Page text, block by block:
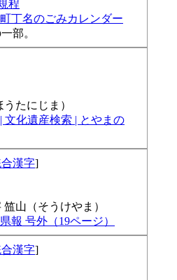
程
丁名のごみカレンダー
部。
うたにじま
文化遺産検索 | とやまの
漢字
笽山
そうけやま
報 号外（19ページ）
漢字